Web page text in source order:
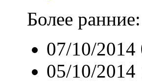
Более ранние:
07/10/2014
05/10/2014